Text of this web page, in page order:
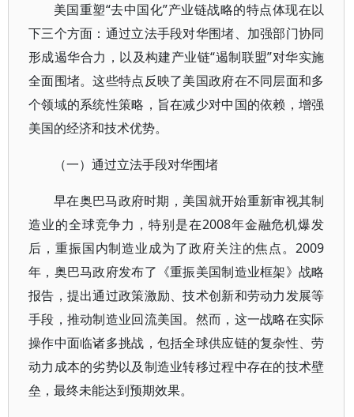
美国重塑“去中国化”产业链战略的特点体现在以
下三个方面：通过立法手段对华围堵、加强部门协同
形成遏华合力，以及构建产业链“遏制联盟”对华实施
全面围堵。这些特点反映了美国政府在不同层面和多
个领域的系统性策略，旨在减少对中国的依赖，增强
美国的经济和技术优势。
（一）通过立法手段对华围堵
早在奥巴马政府时期，美国就开始重新审视其制
造业的全球竞争力，特别是在2008年金融危机爆发
后，重振国内制造业成为了政府关注的焦点。2009
年，奥巴马政府发布了《重振美国制造业框架》战略
报告，提出通过政策激励、技术创新和劳动力发展等
手段，推动制造业回流美国。然而，这一战略在实际
操作中面临诸多挑战，包括全球供应链的复杂性、劳
动力成本的劣势以及制造业转移过程中存在的技术壁
垒，最终未能达到预期效果。